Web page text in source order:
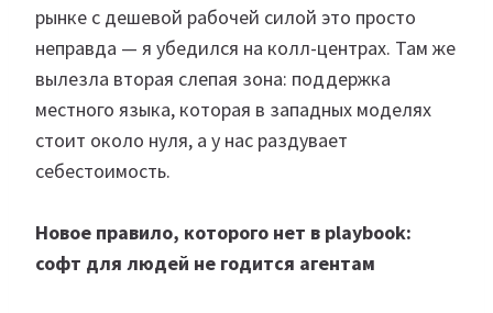
рынке с дешевой рабочей силой это просто
неправда — я убедился на колл-центрах. Там же
вылезла вторая слепая зона: поддержка
местного языка, которая в западных моделях
стоит около нуля, а у нас раздувает
себестоимость.
Новое правило, которого нет в playbook:
софт для людей не годится агентам